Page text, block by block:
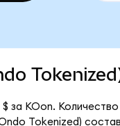
за KOon.
Tokenized)